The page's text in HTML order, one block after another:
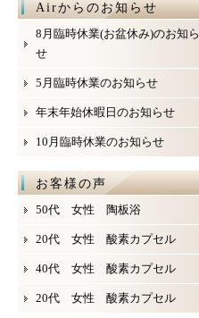
Airからのお知らせ
8月臨時休業(お盆休み)のお知ら
せ
5月臨時休業のお知らせ
年末年始休暇日のお知らせ
10月臨時休業のお知らせ
お客様の声
50代 女性 陶板浴
20代 女性 酸素カプセル
40代 女性 酸素カプセル
20代 女性 酸素カプセル